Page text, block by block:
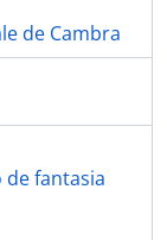
de Cambra
fantasia